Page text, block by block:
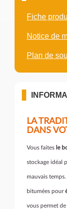
Fiche
Notice de
Plan de
LA
DANS
Vous faites le
stockage idéal
mauvais
bitumées pour
vous permet de